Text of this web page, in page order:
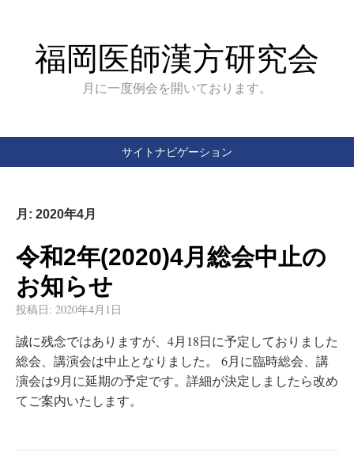
福岡医師漢方研究会
月に一度例会を開いております。
サイトナビゲーション
月: 2020年4月
令和2年(2020)4月総会中止の
お知らせ
投稿日: 2020年4月1日
誠に残念ではありますが、4月18日に予定しておりました
総会、講演会は中止となりました。 6月に臨時総会、講
演会は9月に延期の予定です。詳細が決定しましたら改め
てご案内いたします。